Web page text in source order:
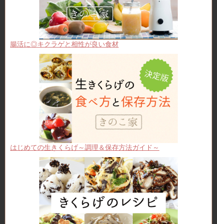
腸活に◎キクラゲと相性が良い食材
はじめての生きくらげ～調理＆保存方法ガイド～